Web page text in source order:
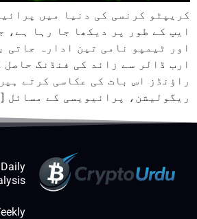
کریپٹو کرنسی کی دنیا میں
ایپ کے طور پر دیکھا جا رہا ہے،
اور ٹیمپو نامی تین ادارہ جاتی
ارب ڈالر سے زائد کی فنڈنگ
راؤنڈز اس بات کی عکاسی کرتے
ریگولیشن، پرائیویسی کے مسائل